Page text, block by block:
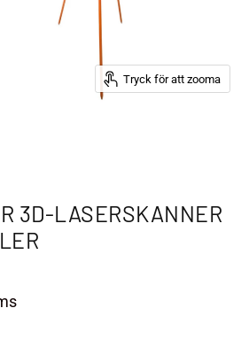
Tryck för att zooma
3D-LASERSKANNER